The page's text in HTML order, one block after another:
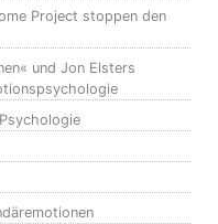
Project stoppen den
und Jon Elsters